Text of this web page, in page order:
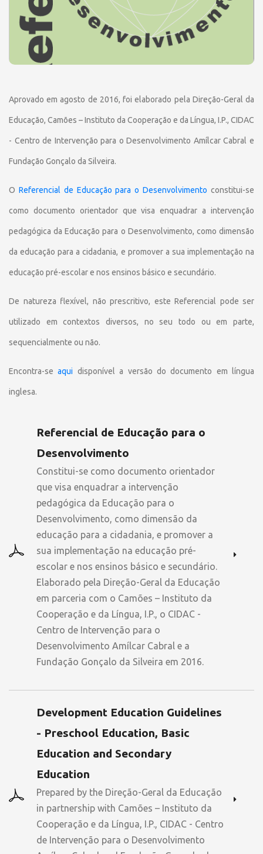
Aprovado em agosto de 2016, foi elaborado pela Direção-Geral da
Educação, Camões – Instituto da Cooperação e da Língua, I.P., CIDAC
- Centro de Intervenção para o Desenvolvimento Amílcar Cabral e
Fundação Gonçalo da Silveira.
O Referencial de Educação para o Desenvolvimento constitui-se
como documento orientador que visa enquadrar a intervenção
pedagógica da Educação para o Desenvolvimento, como dimensão
da educação para a cidadania, e promover a sua implementação na
educação pré-escolar e nos ensinos básico e secundário.
De natureza flexível, não prescritivo, este Referencial pode ser
utilizado em contextos diversos, no seu todo ou em parte,
sequencialmente ou não.
Encontra-seaqui disponível a versão do documento em língua
inglesa.
Referencial de Educação para o
Desenvolvimento
Constitui-se como documento orientador
que visa enquadrar a intervenção
pedagógica da Educação para o
Desenvolvimento, como dimensão da
educação para a cidadania, e promover a
sua implementação na educação pré-
escolar e nos ensinos básico e secundário.
Elaborado pela Direção-Geral da Educação
em parceria com o Camões – Instituto da
Cooperação e da Língua, I.P., o CIDAC -
Centro de Intervenção para o
Desenvolvimento Amílcar Cabral e a
Fundação Gonçalo da Silveira em 2016.
Development Education Guidelines
- Preschool Education, Basic
Education and Secondary
Education
Prepared by the Direção-Geral da Educação
in partnership with Camões – Instituto da
Cooperação e da Língua, I.P., CIDAC - Centro
de Intervenção para o Desenvolvimento